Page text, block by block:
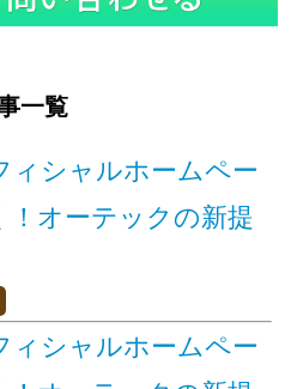
一覧
ィシャルホームペー
！オーテックの新提
ィシャルホームペー